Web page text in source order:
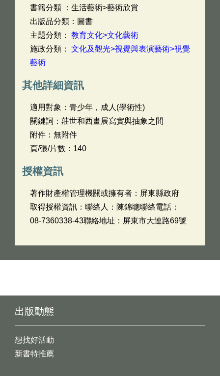
書籍分類 ：生活藝術>藝術欣賞
出版品分類：圖書
主題分類： 教育文化>文化藝術
施政分類： 文化及觀光>視覺與表演藝術>視覺
藝術
其他詳細資訊
適用對象：青少年，成人(學術性)
關鍵詞：莊世和西畫展寫實與抽象之間
附件：無附件
頁/張/片數：140
授權資訊
著作財產權管理機關或擁有者：屏東縣政府
取得授權資訊：聯絡人：陳錦聰聯絡電話：
08-7360338-43聯絡地址：屏東市大連路69號
出版動態
想找好活動
新書特推薦